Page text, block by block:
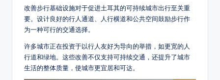
改善步行基础设施对于促进土耳其的可持续城市出行至关重
要。设计良好的行人通道、人行横道和公共空间鼓励步行作
为一种可行的交通选择。
许多城市正在投资于以行人友好为导向的举措，如更宽的人
行道和绿地。这些改善不仅支持可持续交通，还提升了城市
生活的整体质量，使城市更宜居和可达。